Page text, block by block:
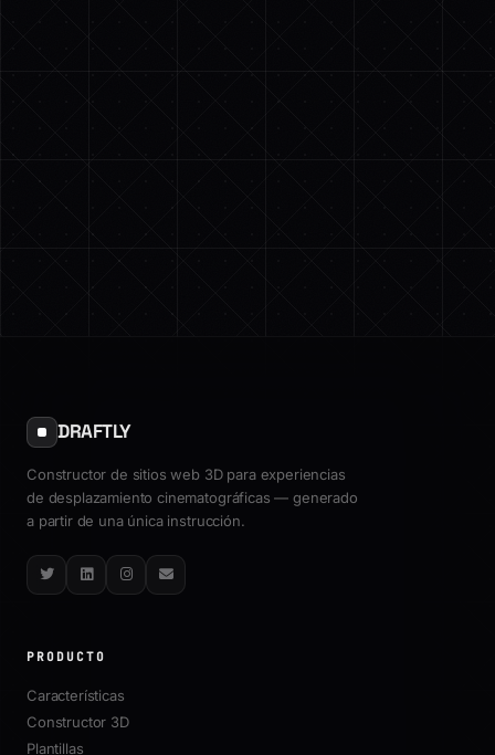
DRAFTLY
Constructor de sitios web 3D para experiencias
de desplazamiento cinematográficas — generado
a partir de una única instrucción.
TwitterLinkedInInstagram
Email
PRODUCTO
Características
Constructor 3D
Plantillas